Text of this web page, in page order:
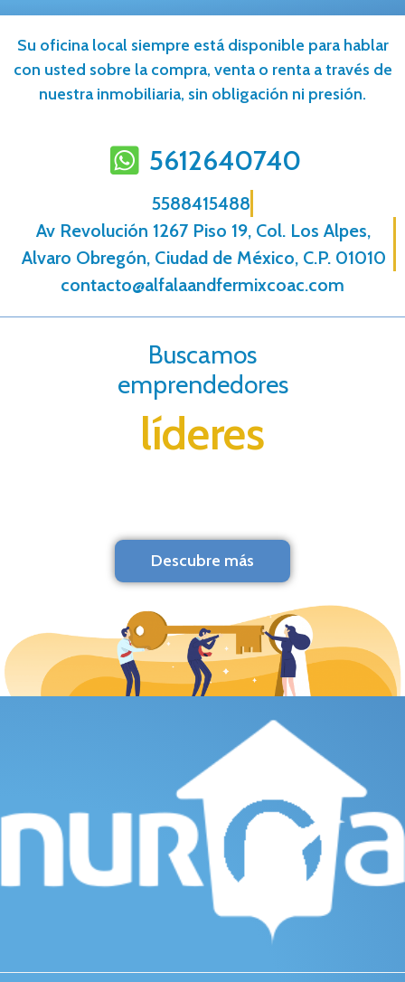
Su oficina local siempre está disponible para hablar
con usted sobre la compra, venta o renta a través de
nuestra inmobiliaria, sin obligación ni presión.
5612640740
5588415488
Av Revolución 1267 Piso 19, Col. Los Alpes,
Alvaro Obregón, Ciudad de México, C.P. 01010
contacto@alfalaandfermixcoac.com
Buscamos
emprendedores
líderes
Descubre más